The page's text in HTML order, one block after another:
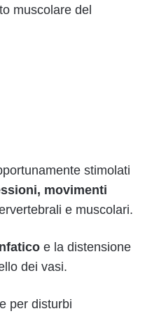
muscolare del
stimolati
movimenti
e muscolari.
e la distensione
dei vasi.
per disturbi